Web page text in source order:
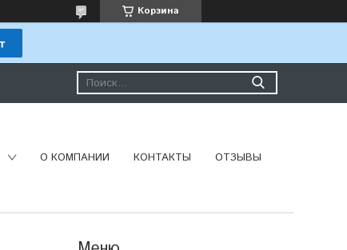
Корзина
О КОМПАНИИ КОНТАКТЫ ОТЗЫВЫ